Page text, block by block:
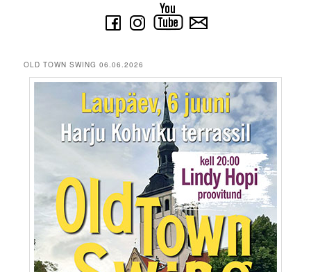
OLD TOWN SWING 06.06.2026